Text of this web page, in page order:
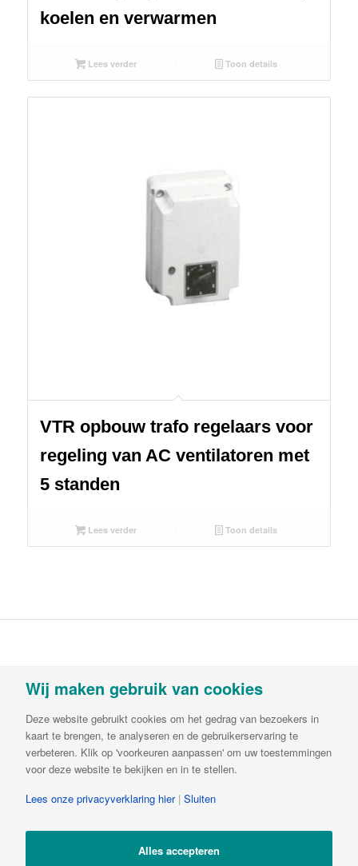
koelen en verwarmen
Lees verder Toon details
VTR opbouw trafo regelaars voor
regeling van AC ventilatoren met
5 standen
Lees verder Toon details
Luchtbehandeling & Ventilatie B.V.Buitendijks 63 |
info@vortvent.nl| KvK: 65549236| BTW:
NL8561.57.569B01 | IBAN NL65ABNA0644510846
Wij maken gebruik van cookies
Deze website gebruikt cookies om het gedrag van bezoekers in
kaart te brengen, te analyseren en de gebruikerservaring te
verbeteren. Klik op 'voorkeuren aanpassen' om uw toestemmingen
voor deze website te bekijken en in te stellen.
Lees onze privacyverklaring hier | Sluiten
Alles accepteren